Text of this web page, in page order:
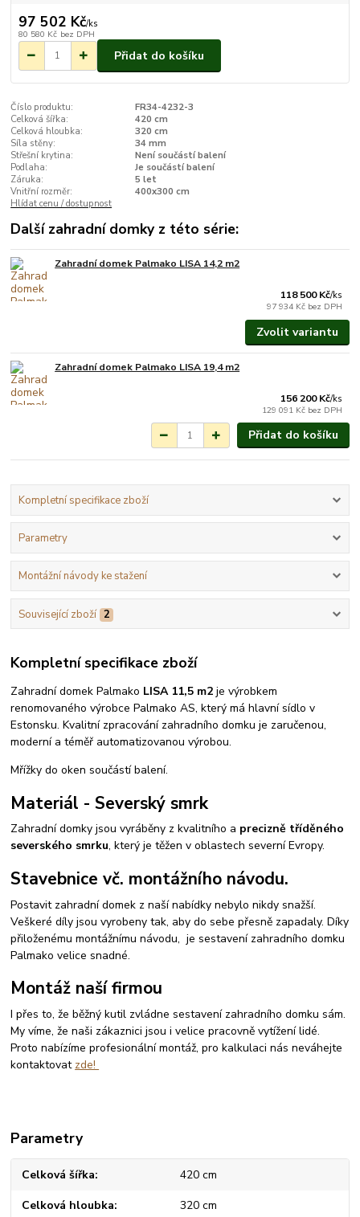
97 502 Kč/ks
80 580 Kč bez DPH
Přidat do košíku
Číslo produktu:
FR34-4232-3
Celková šířka:
420 cm
Celková hloubka:
320 cm
Síla stěny:
34 mm
Střešní krytina:
Není součástí balení
Podlaha:
Je součástí balení
Záruka:
5 let
Vnitřní rozměr:
400x300 cm
Hlídat cenu / dostupnost
Další zahradní domky z této série:
Zahradní domek Palmako LISA 14,2 m2
118 500 Kč/ks
97 934 Kč bez DPH
Zvolit variantu
Zahradní domek Palmako LISA 19,4 m2
156 200 Kč/ks
129 091 Kč bez DPH
Přidat do košíku
Kompletní specifikace zboží
Parametry
Montážní návody ke stažení
Související zboží 2
Kompletní specifikace zboží
Zahradní domek Palmako LISA 11,5 m2je výrobkem
renomovaného výrobce Palmako AS, který má hlavní sídlo v
Estonsku. Kvalitní zpracování zahradního domku je zaručenou,
moderní a téměř automatizovanou výrobou.
Mřížky do oken součástí balení.
Materiál - Severský smrk
Zahradní domky jsou vyráběny z kvalitního a precizně tříděného
severského smrku, který je těžen v oblastech severní Evropy.
Stavebnice vč. montážního návodu.
Postavit zahradní domek z naší nabídky nebylo nikdy snažší.
Veškeré díly jsou vyrobeny tak, aby do sebe přesně zapadaly. Díky
přiloženému montážnímu návodu, je sestavení zahradního domku
Palmako velice snadné.
Montáž naší firmou
I přes to, že běžný kutil zvládne sestavení zahradního domku sám.
My víme, že naši zákaznici jsou i velice pracovně vytížení lidé.
Proto nabízíme profesionální montáž, pro kalkulaci nás neváhejte
kontaktovat zde!
Parametry
Celková šířka 420 cm
Celková hloubka 320 cm